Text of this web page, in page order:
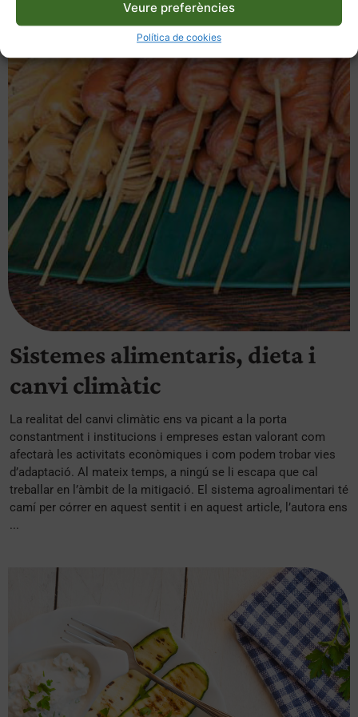
Veure preferències
Política de cookies
Sistemes alimentaris, dieta i
canvi climàtic
La realitat del canvi climàtic ens va picant a la porta
constantment i institucions i empreses estan valorant com
afectarà les activitats econòmiques i com podem trobar vies
d’adaptació. Al mateix temps, a ningú se li escapa que cal
treballar en l’àmbit de la mitigació. El sistema agroalimentari té
camí per córrer en aquest sentit i en aquest article, l’autora ens
...